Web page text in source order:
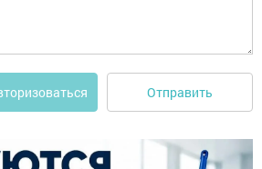
Отправить